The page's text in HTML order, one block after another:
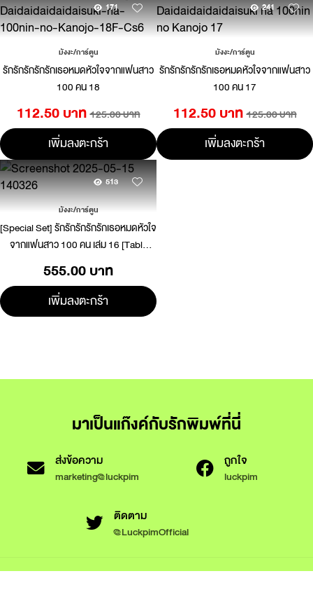
171
มังงะ/การ์ตูน
รักรักรักรักรักเธอหมดหัวใจจากแฟนสาว
100 คน 18
112.50 บาท 125.00 บาท
เพิ่มลงตะกร้า
241
มังงะ/การ์ตูน
รักรักรักรักรักเธอหมดหัวใจจากแฟนสาว
100 คน 17
112.50 บาท 125.00 บาท
เพิ่มลงตะกร้า
513
มังงะ/การ์ตูน
[Special Set] รักรักรักรักรักเธอหมดหัวใจ
จากแฟนสาว 100 คน เล่ม 16 [Table
555.00 บาท
เพิ่มลงตะกร้า
มาเป็นแก๊งค์กับรักพิมพ์ที่นี่
ส่งข้อความ
marketing@luckpim
ถูกใจ
luckpim
ติดตาม
@LuckpimOfficial